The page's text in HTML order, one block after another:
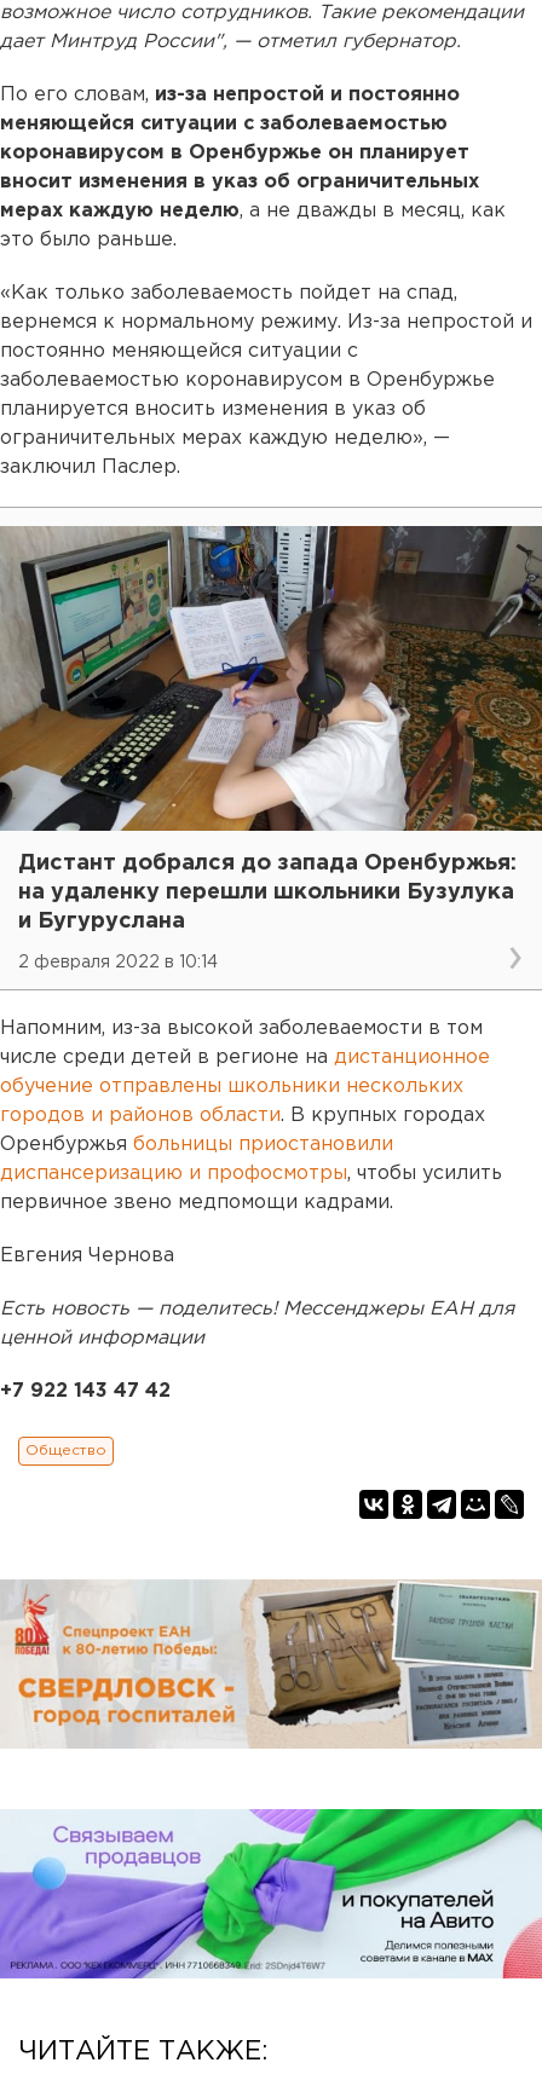
возможное число сотрудников. Такие рекомендации
дает Минтруд России", — отметил губернатор.
По его словам, из-за непростой и постоянно
меняющейся ситуации с заболеваемостью
коронавирусом в Оренбуржье он планирует
вносит изменения в указ об ограничительных
мерах каждую неделю, а не дважды в месяц, как
это было раньше.
«Как только заболеваемость пойдет на спад,
вернемся к нормальному режиму. Из-за непростой и
постоянно меняющейся ситуации с
заболеваемостью коронавирусом в Оренбуржье
планируется вносить изменения в указ об
ограничительных мерах каждую неделю», —
заключил Паслер.
Дистант добрался до запада Оренбуржья:
на удаленку перешли школьники Бузулука
и Бугуруслана
2 февраля 2022 в 10:14
Напомним, из-за высокой заболеваемости в том
числе среди детей в регионе на дистанционное
обучение отправлены школьники нескольких
городов и районов области. В крупных городах
Оренбуржья больницы приостановили
диспансеризацию и профосмотры, чтобы усилить
первичное звено медпомощи кадрами.
Евгения Чернова
Есть новость — поделитесь! Мессенджеры ЕАН для
ценной информации
+7 922 143 47 42
Общество
ЧИТАЙТЕ ТАКЖЕ: